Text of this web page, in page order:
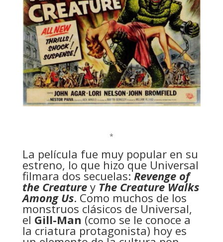
*
La película fue muy popular en su
estreno, lo que hizo que Universal
filmara dos secuelas:Revenge of
the Creaturey The Creature Walks
Among Us. Como muchos de los
monstruos clásicos de Universal,
el Gill-Man (como se le conoce a
la criatura protagonista) hoy es